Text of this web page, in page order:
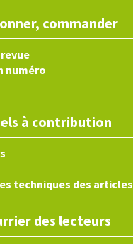
commander
numéro
à contribution
techniques des articles
des lecteurs